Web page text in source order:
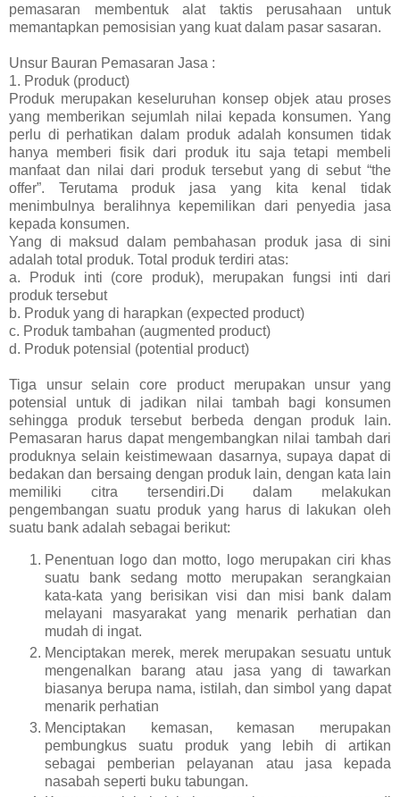
pemasaran membentuk alat taktis perusahaan untuk
memantapkan pemosisian yang kuat dalam pasar sasaran.
Unsur Bauran Pemasaran Jasa :
1. Produk (product)
Produk merupakan keseluruhan konsep objek atau proses
yang memberikan sejumlah nilai kepada konsumen. Yang
perlu di perhatikan dalam produk adalah konsumen tidak
hanya memberi fisik dari produk itu saja tetapi membeli
manfaat dan nilai dari produk tersebut yang di sebut “the
offer”. Terutama produk jasa yang kita kenal tidak
menimbulnya beralihnya kepemilikan dari penyedia jasa
kepada konsumen.
Yang di maksud dalam pembahasan produk jasa di sini
adalah total produk. Total produk terdiri atas:
a. Produk inti (core produk), merupakan fungsi inti dari
produk tersebut
b. Produk yang di harapkan (expected product)
c. Produk tambahan (augmented product)
d. Produk potensial (potential product)
Tiga unsur selain core product merupakan unsur yang
potensial untuk di jadikan nilai tambah bagi konsumen
sehingga produk tersebut berbeda dengan produk lain.
Pemasaran harus dapat mengembangkan nilai tambah dari
produknya selain keistimewaan dasarnya, supaya dapat di
bedakan dan bersaing dengan produk lain, dengan kata lain
memiliki citra tersendiri.Di dalam melakukan
pengembangan suatu produk yang harus di lakukan oleh
suatu bank adalah sebagai berikut:
Penentuan logo dan motto, logo merupakan ciri khas
suatu bank sedang motto merupakan serangkaian
kata-kata yang berisikan visi dan misi bank dalam
melayani masyarakat yang menarik perhatian dan
mudah di ingat.
Menciptakan merek, merek merupakan sesuatu untuk
mengenalkan barang atau jasa yang di tawarkan
biasanya berupa nama, istilah, dan simbol yang dapat
menarik perhatian
Menciptakan kemasan, kemasan merupakan
pembungkus suatu produk yang lebih di artikan
sebagai pemberian pelayanan atau jasa kepada
nasabah seperti buku tabungan.